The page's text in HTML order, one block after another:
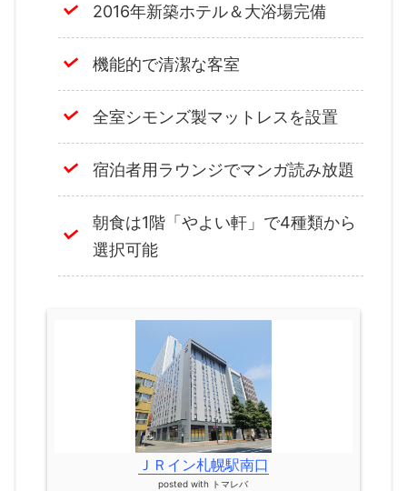
2016年新築ホテル＆大浴場完備
機能的で清潔な客室
全室シモンズ製マットレスを設置
宿泊者用ラウンジでマンガ読み放題
朝食は1階「やよい軒」で4種類から
選択可能
ＪＲイン札幌駅南口
posted with トマレバ